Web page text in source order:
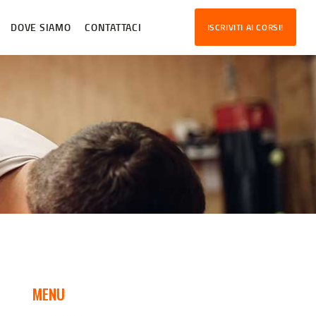
DOVE SIAMO CONTATTACI ISCRIVITI AI CORSI!
MENU